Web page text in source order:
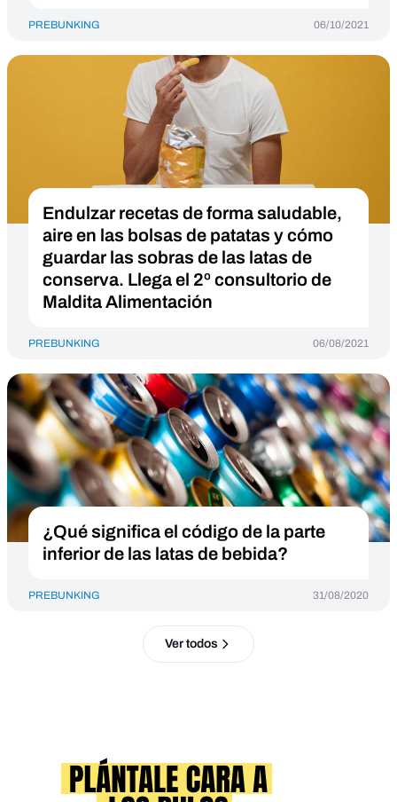
PREBUNKING 06/10/2021
Endulzar recetas de forma saludable,
aire en las bolsas de patatas y cómo
guardar las sobras de las latas de
conserva. Llega el 2º consultorio de
Maldita Alimentación
PREBUNKING 06/08/2021
¿Qué significa el código de la parte
inferior de las latas de bebida?
PREBUNKING 31/08/2020
Ver todos